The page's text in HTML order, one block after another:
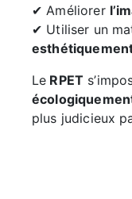
✔ Améliorer
✔ Utiliser un
Le RPET
plus judicieux